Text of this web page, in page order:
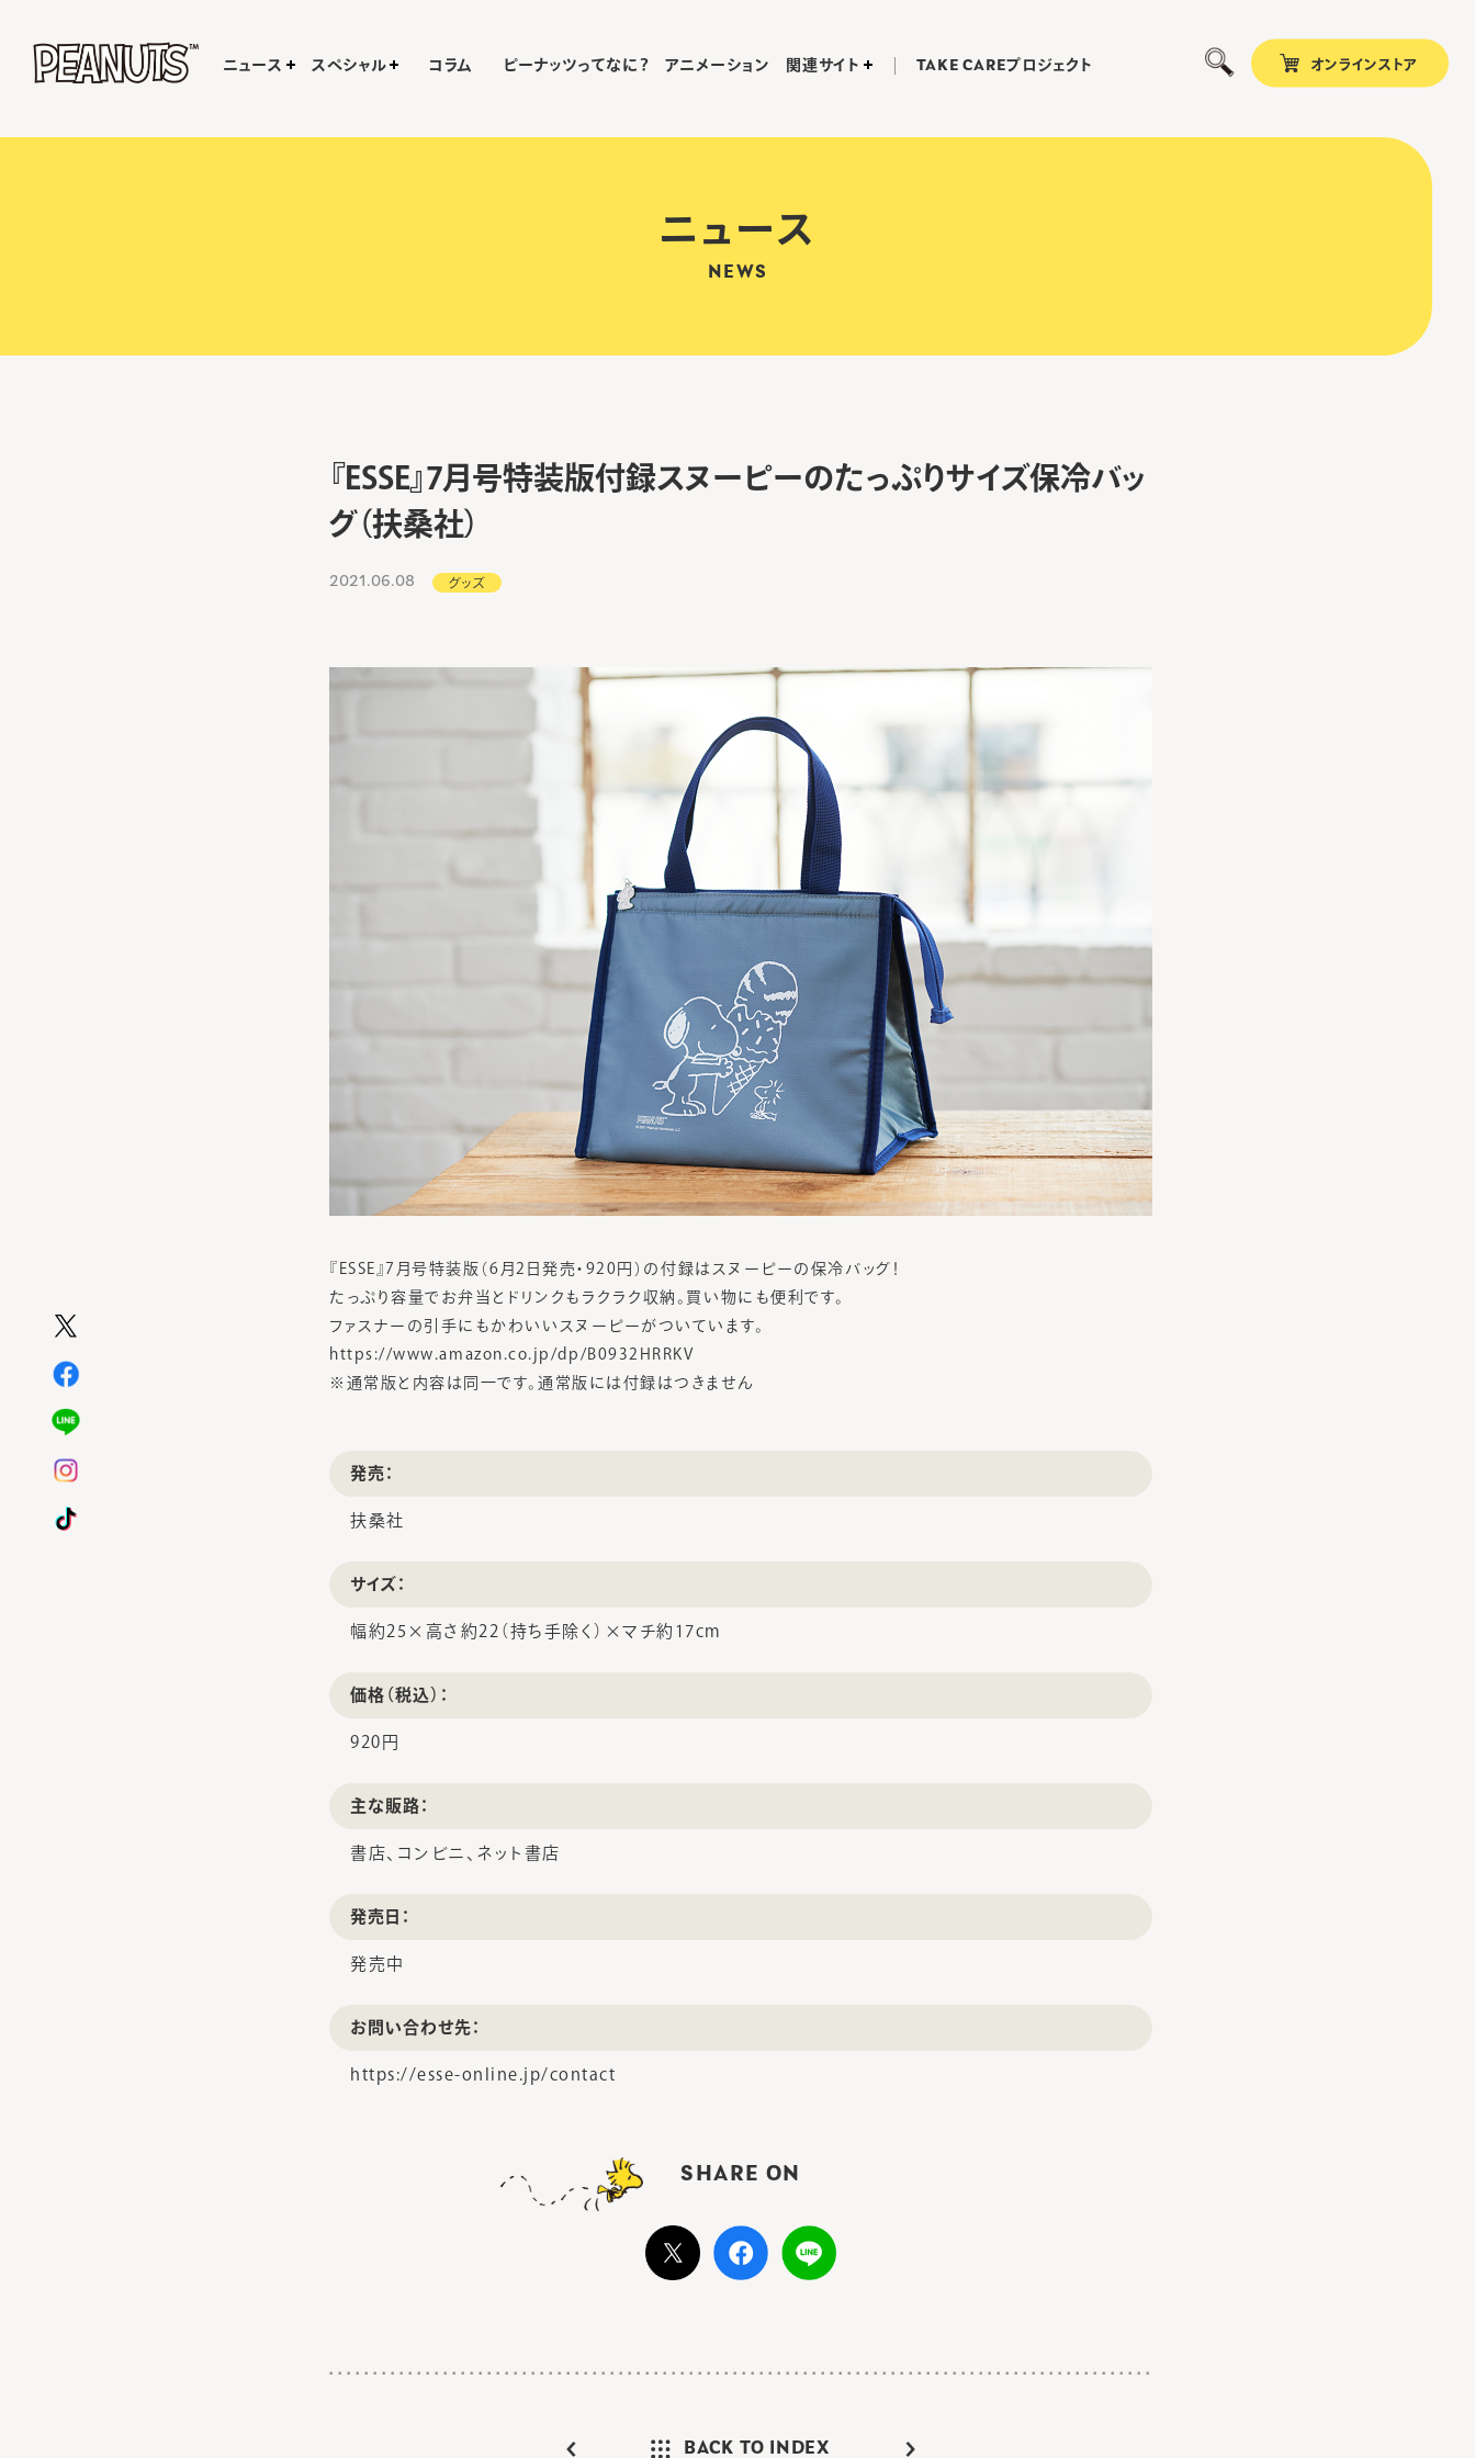
オンラインストア
ニュース スペシャル コラム ピーナッツってなに？ アニメーション 関連サイト TAKE CAREプロジェクト
ニュース
NEWS
『ESSE』7月号特装版付録スヌーピーのたっぷりサイズ保冷バッ
グ（扶桑社）
2021.06.08 グッズ
『ESSE』7月号特装版（6月2日発売・920円）の付録はスヌーピーの保冷バッグ！
たっぷり容量でお弁当とドリンクもラクラク収納。買い物にも便利です。
ファスナーの引手にもかわいいスヌーピーがついています。
https://www.amazon.co.jp/dp/B0932HRRKV
※通常版と内容は同一です。通常版には付録はつきません
発売：
扶桑社
サイズ：
幅約25×高さ約22（持ち手除く）×マチ約17cm
価格（税込）：
920円
主な販路：
書店、コンビニ、ネット書店
発売日：
発売中
お問い合わせ先：
https://esse-online.jp/contact
SHARE ON
BACK TO INDEX